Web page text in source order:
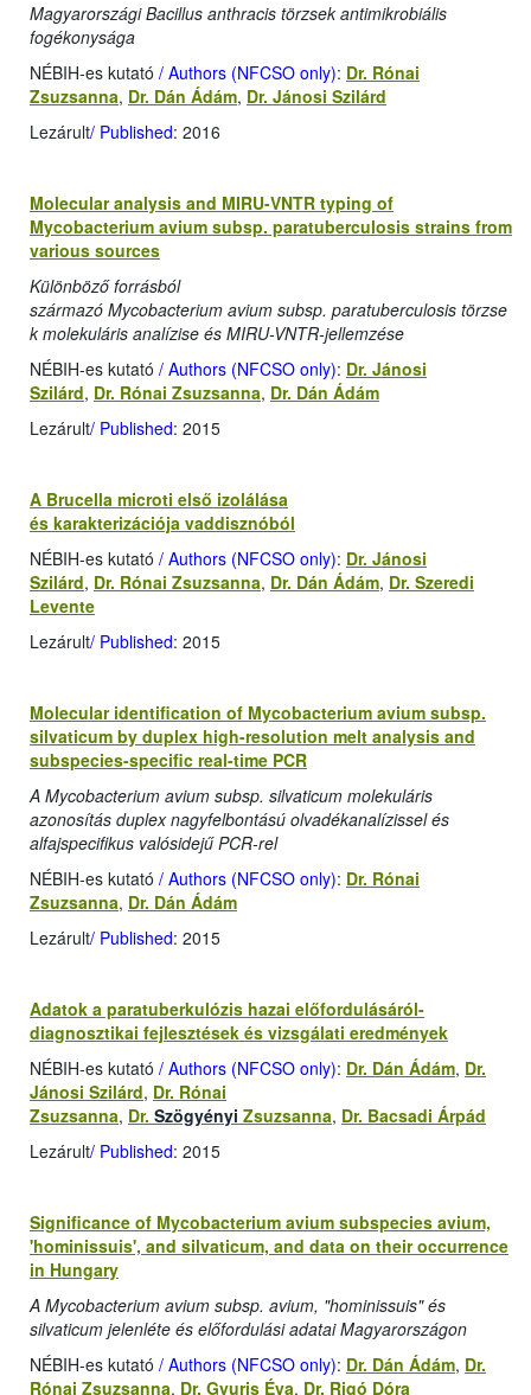
Magyarországi Bacillus anthracis törzsek antimikrobiális
fogékonysága
NÉBIH-es kutató / Authors (NFCSO only): Dr. Rónai
Zsuzsanna, Dr. Dán Ádám, Dr. Jánosi Szilárd
Lezárult/ Published: 2016
Molecular analysis and MIRU-VNTR typing of
Mycobacterium avium subsp. paratuberculosis strains from
various sources
Különböző forrásból
származó Mycobacterium avium subsp. paratuberculosis törzse
k molekuláris analízise és MIRU-VNTR-jellemzése
NÉBIH-es kutató / Authors (NFCSO only): Dr. Jánosi
Szilárd, Dr. Rónai Zsuzsanna, Dr. Dán Ádám
Lezárult/ Published: 2015
A Brucella microti első izolálása
és karakterizációja vaddisznóból
NÉBIH-es kutató / Authors (NFCSO only): Dr. Jánosi
Szilárd, Dr. Rónai Zsuzsanna, Dr. Dán Ádám, Dr. Szeredi
Levente
Lezárult/ Published: 2015
Molecular identification of Mycobacterium avium subsp.
silvaticum by duplex high-resolution melt analysis and
subspecies-specific real-time PCR
A Mycobacterium avium subsp. silvaticum molekuláris
azonosítás duplex nagyfelbontású olvadékanalízissel és
alfajspecifikus valósidejű PCR-rel
NÉBIH-es kutató / Authors (NFCSO only): Dr. Rónai
Zsuzsanna, Dr. Dán Ádám
Lezárult/ Published: 2015
Adatok a paratuberkulózis hazai előfordulásáról-
diagnosztikai fejlesztések és vizsgálati eredmények
NÉBIH-es kutató / Authors (NFCSO only): Dr. Dán Ádám, Dr.
Jánosi Szilárd, Dr. Rónai
Zsuzsanna, Dr. Szögyényi Zsuzsanna, Dr. Bacsadi Árpád
Lezárult/ Published: 2015
Significance of Mycobacterium avium subspecies avium,
'hominissuis', and silvaticum, and data on their occurrence
in Hungary
A Mycobacterium avium subsp. avium, "hominissuis" és
silvaticum jelenléte és előfordulási adatai Magyarországon
NÉBIH-es kutató / Authors (NFCSO only): Dr. Dán Ádám, Dr.
Rónai Zsuzsanna, Dr. Gyuris Éva, Dr. Rigó Dóra